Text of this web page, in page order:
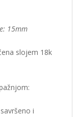
15mm
slojem 18k
i